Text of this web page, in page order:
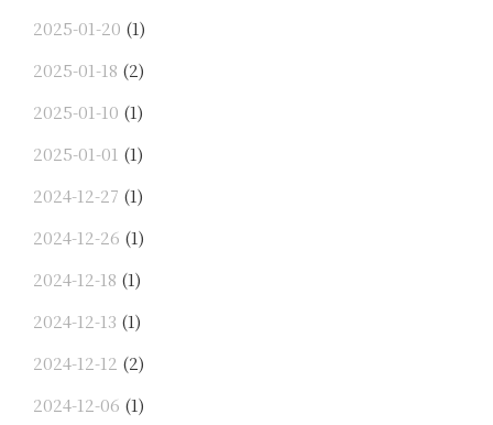
2025-01-20 (1)
2025-01-18 (2)
2025-01-10 (1)
2025-01-01 (1)
2024-12-27 (1)
2024-12-26 (1)
2024-12-18 (1)
2024-12-13 (1)
2024-12-12 (2)
2024-12-06 (1)